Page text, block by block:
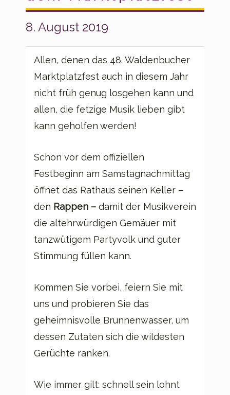
8. August 2019
Allen, denen das 48. Waldenbucher
Marktplatzfest auch in diesem Jahr
nicht früh genug losgehen kann und
allen, die fetzige Musik lieben gibt
kann geholfen werden!
Schon vor dem offiziellen
Festbeginn am Samstagnachmittag
öffnet das Rathaus seinen Keller –
den Rappen – damit der Musikverein
die altehrwürdigen Gemäuer mit
tanzwütigem Partyvolk und guter
Stimmung füllen kann.
Kommen Sie vorbei, feiern Sie mit
uns und probieren Sie das
geheimnisvolle Brunnenwasser, um
dessen Zutaten sich die wildesten
Gerüchte ranken.
Wie immer gilt: schnell sein lohnt